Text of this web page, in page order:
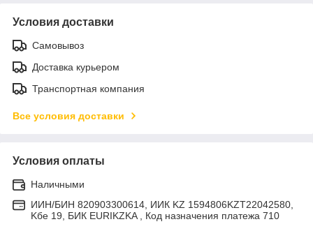
Условия доставки
Самовывоз
Доставка курьером
Транспортная компания
Все условия доставки
Условия оплаты
Наличными
ИИН/БИН 820903300614, ИИК KZ 1594806KZT22042580,
Kбе 19, БИК EURIKZKA , Код назначения платежа 710